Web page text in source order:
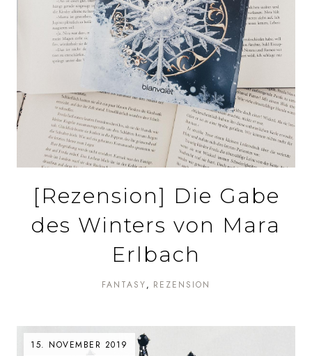
[Rezension] Die Gabe
des Winters von Mara
Erlbach
FANTASY REZENSION
15. NOVEMBER 2019